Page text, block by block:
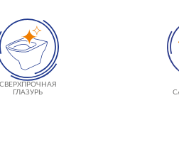
СВЕРХПРОЧНАЯ
ГЛАЗУРЬ